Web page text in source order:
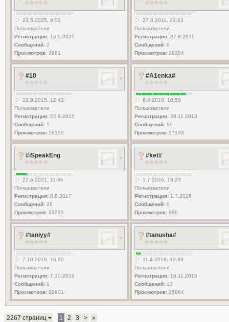
23.5.2025, 9:52
Пользователи
Регистрация:16.5.2025
Сообщений:2
Просмотров:3981
27.8.2011, 23:23
Пользователи
Регистрация:27.8.2011
Сообщений:0
Просмотров:29204
#10
22.9.2015, 12:42
Пользователи
Регистрация:22.9.2015
Сообщений:1
Просмотров:26155
#A1enka#
6.4.2018, 10:50
Пользователи
Регистрация:20.11.2013
Сообщений:99
Просмотров:27193
#iSpeakEng
22.6.2021, 11:46
Пользователи
Регистрация:8.6.2017
Сообщений:26
Просмотров:23225
#ket#
1.7.2026, 19:23
Пользователи
Регистрация:1.7.2026
Сообщений:0
Просмотров:380
#taniyy#
7.10.2019, 16:20
Пользователи
Регистрация:7.10.2019
Сообщений:1
Просмотров:20901
#tanusha#
11.4.2018, 12:33
Пользователи
Регистрация:16.11.2015
Сообщений:13
Просмотров:25864
2267 страниц 1 2 3 >
»